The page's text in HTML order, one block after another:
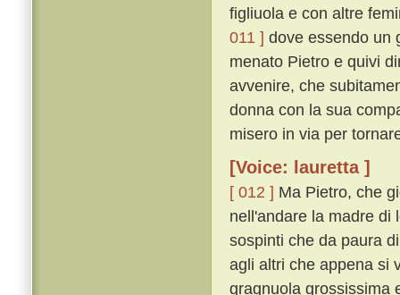
figliuola e con altre
011 ] dove essendo un
menato Pietro e quivi
avvenire, che
donna con la sua
misero in via per
[Voice: lauretta ]
[ 012 ] Ma Pietro, che
nell'andare la madre di
sospinti che da paura
agli altri che appena si
gragnuola grossissima